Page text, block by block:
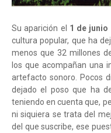
Su aparición el 1 de junio
cultura popular, que ha
menos que 32 millones
los que acompañan una
artefacto sonoro. Pocos
dejado el poso que ha
teniendo en cuenta que,
ni siquiera se trata del
del que suscribe, ese